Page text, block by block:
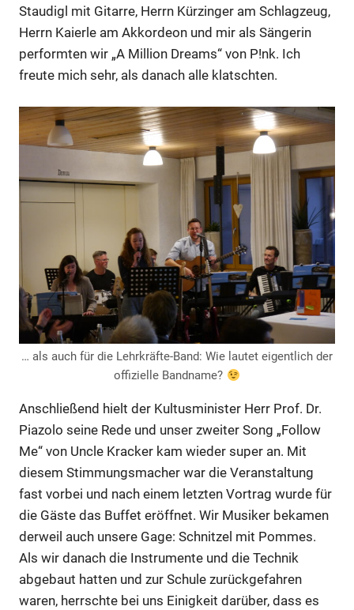
Staudigl mit Gitarre, Herrn Kürzinger am Schlagzeug,
Herrn Kaierle am Akkordeon und mir als Sängerin
performten wir „A Million Dreams“ von P!nk. Ich
freute mich sehr, als danach alle klatschten.
… als auch für die Lehrkräfte-Band: Wie lautet eigentlich der
offizielle Bandname?
Anschließend hielt der Kultusminister Herr Prof. Dr.
Piazolo seine Rede und unser zweiter Song „Follow
Me“ von Uncle Kracker kam wieder super an. Mit
diesem Stimmungsmacher war die Veranstaltung
fast vorbei und nach einem letzten Vortrag wurde für
die Gäste das Buffet eröffnet. Wir Musiker bekamen
derweil auch unsere Gage: Schnitzel mit Pommes.
Als wir danach die Instrumente und die Technik
abgebaut hatten und zur Schule zurückgefahren
waren, herrschte bei uns Einigkeit darüber, dass es